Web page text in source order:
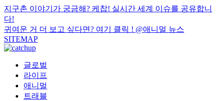
지구촌 이야기가 궁금해? 케찹! 실시간 세계 이슈를 공유합니
다!
귀여운 거 더 보고 싶다면? 여기 클릭 ! @애니멀 뉴스
SITEMAP
글로벌
라이프
애니멀
트래블